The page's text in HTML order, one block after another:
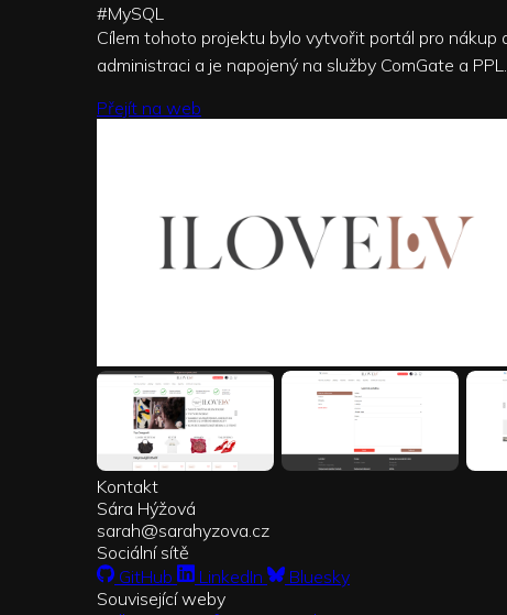
#MySQL
Cílem tohoto projektu bylo vytvořit portál pro nákup
administraci a je napojený na služby ComGate a PPL.
Přejít na web
Kontakt
Sára Hýžová
sarah
sarahyzova.cz
Sociální sítě
GitHub
LinkedIn
Bluesky
Související weby